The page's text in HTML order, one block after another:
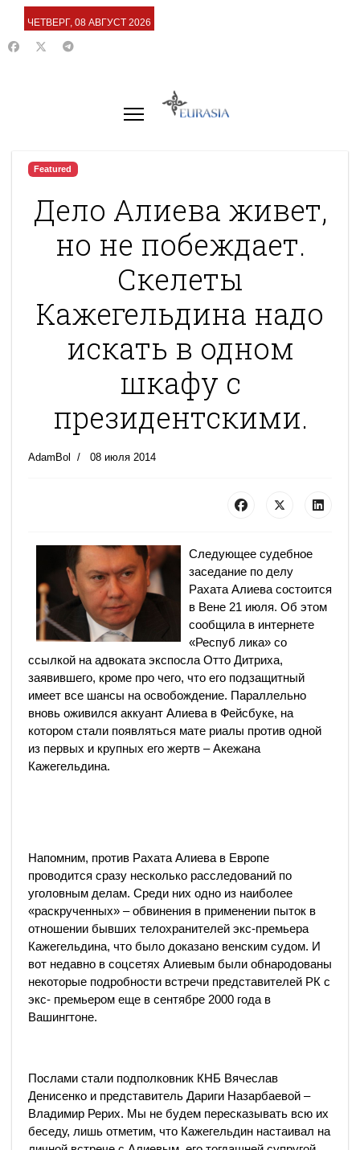
ЧЕТВЕРГ, 08 АВГУСТ 2026
Featured
Дело Алиева живет,
но не побеждает.
Скелеты
Кажегельдина надо
искать в одном
шкафу с
президентскими.
AdamBol 08 июля 2014
Следующее судебное
заседание по делу
Рахата Алиева состоится
в Вене 21 июля. Об этом
сообщила в интернете
«Респуб­ лика» со
ссылкой на адвоката экс­посла Отто Дитриха,
заявившего, кроме про­ чего, что его подзащитный
имеет все шансы на освобождение. Параллельно
вновь оживился аккуант Алиева в Фейс­буке, на
котором стали появляться мате­ риалы против одной
из первых и круп­ных его жертв – Акежана
Кажегельдина.
Напомним, против Рахата Алиева в Европе
проводится сразу несколько расследований по
уголовным делам. Среди них одно из наиболее
«раскрученных» – обвинения в применении пыток в
отношении бывших телохранителей экс-премьера
Кажегельдина, что было доказано венским судом. И
вот недавно в соцсетях Алиевым были обнародованы
некоторые подробности встречи представителей РК с
экс- премьером еще в сентябре 2000 года в
Вашингтоне.
Послами стали подполковник КНБ Вячеслав
Денисенко и представитель Дариги Назарбаевой –
Владимир Рерих. Мы не будем пересказывать всю их
беседу, лишь отметим, что Кажегельдин настаивал на